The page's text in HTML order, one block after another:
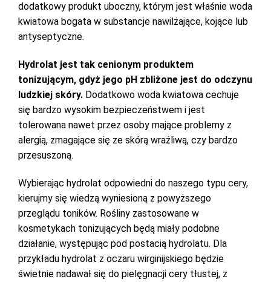
dodatkowy produkt uboczny, którym jest właśnie woda
kwiatowa bogata w substancje nawilżające, kojące lub
antyseptyczne.
Hydrolat jest tak cenionym produktem
tonizującym, gdyż jego pH zbliżone jest do odczynu
ludzkiej skóry. Dodatkowo woda kwiatowa cechuje
się bardzo wysokim bezpieczeństwem i jest
tolerowana nawet przez osoby mające problemy z
alergią, zmagające się ze skórą wrażliwą, czy bardzo
przesuszoną.
Wybierając hydrolat odpowiedni do naszego typu cery,
kierujmy się wiedzą wyniesioną z powyższego
przeglądu toników. Rośliny zastosowane w
kosmetykach tonizujących będą miały podobne
działanie, występując pod postacią hydrolatu. Dla
przykładu hydrolat z oczaru wirginijskiego będzie
świetnie nadawał się do pielęgnacji cery tłustej, z